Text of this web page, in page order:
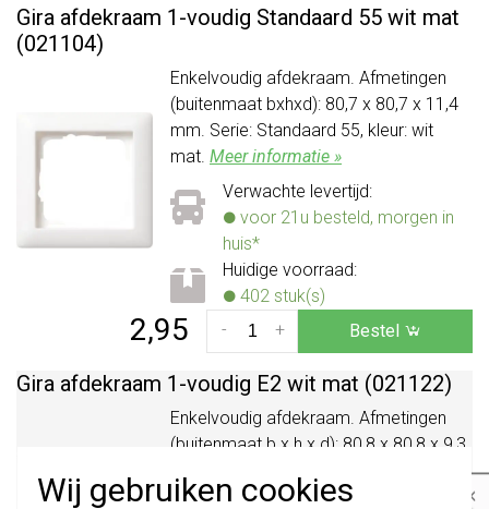
Wij gebruiken cookies
Gira afdekraam 1-voudig Standaard 55 wit mat
(021104)
Enkelvoudig afdekraam. Afmetingen
(buitenmaat bxhxd): 80,7 x 80,7 x 11,4
mm. Serie: Standaard 55, kleur: wit
mat. Meer informatie »
Verwachte levertijd:
voor 21u besteld, morgen in
huis*
Huidige voorraad:
402 stuk(s)
2,95 +
- Bestel
Gira afdekraam 1-voudig E2 wit mat (021122)
Enkelvoudig afdekraam. Afmetingen
(buitenmaat b x h x d): 80,8 x 80,8 x 9,3
informatie »
×